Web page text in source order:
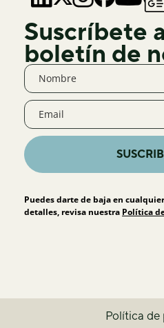
Suscríbete
boletín de
Puedes darte de baja en
detalles, revisa nuestra Política
Política de